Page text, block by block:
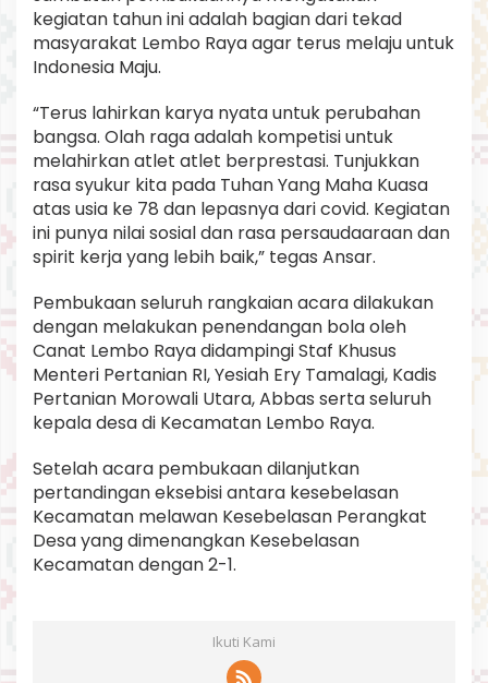
kegiatan tahun ini adalah bagian dari tekad
masyarakat Lembo Raya agar terus melaju untuk
Indonesia Maju.
“Terus lahirkan karya nyata untuk perubahan
bangsa. Olah raga adalah kompetisi untuk
melahirkan atlet atlet berprestasi. Tunjukkan
rasa syukur kita pada Tuhan Yang Maha Kuasa
atas usia ke 78 dan lepasnya dari covid. Kegiatan
ini punya nilai sosial dan rasa persaudaaraan dan
spirit kerja yang lebih baik,” tegas Ansar.
Pembukaan seluruh rangkaian acara dilakukan
dengan melakukan penendangan bola oleh
Canat Lembo Raya didampingi Staf Khusus
Menteri Pertanian RI, Yesiah Ery Tamalagi, Kadis
Pertanian Morowali Utara, Abbas serta seluruh
kepala desa di Kecamatan Lembo Raya.
Setelah acara pembukaan dilanjutkan
pertandingan eksebisi antara kesebelasan
Kecamatan melawan Kesebelasan Perangkat
Desa yang dimenangkan Kesebelasan
Kecamatan dengan 2-1.
Ikuti Kami